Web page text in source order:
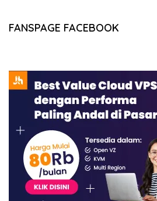
FANSPAGE FACEBOOK